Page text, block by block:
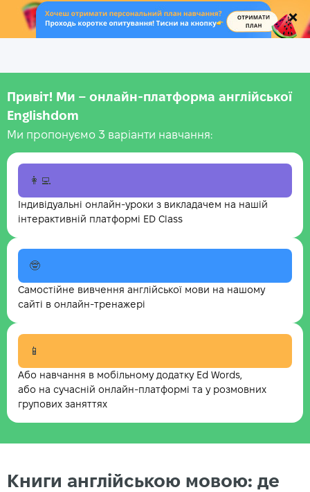
.
Привіт! Ми – онлайн-платформа англійської
Englishdom
Ми пропонуємо 3 варіанти навчання:
👩‍💻
Індивідуальні онлайн-уроки з викладачем на нашій
інтерактивній платформі ED Class
🤓
Самостійне вивчення англійської мови на нашому
сайті в онлайн-тренажері
📱
Або навчання в мобільному додатку Ed Words,
або на сучасній онлайн-платформі та у розмовних
групових заняттях
Книги англійською мовою: де